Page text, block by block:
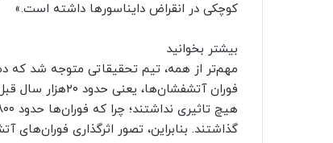
کوچکی در انقراض دایناسورها داشته است.»
بیشتر بخوانید
مهم‌تر از همه، تیم تحقیقاتی متوجه شد که
فوران
گذاشتند. بنابراین، تصور اثرگذاری